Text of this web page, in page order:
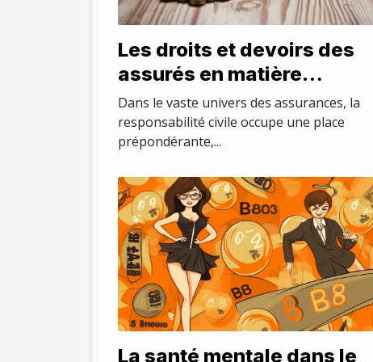
Les droits et devoirs des
assurés en matière
d'assurance responsabilité
civile
Dans le vaste univers des assurances, la
responsabilité civile occupe une place
prépondérante,...
La santé mentale dans le